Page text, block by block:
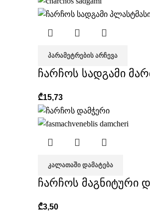
ᲞᲐᲠᲐᲛᲔᲢᲠᲔᲑᲘᲡ ᲐᲠᲩᲔᲕᲐ
ჩარჩოს სადგამი
₾15,73
ᲙᲐᲚᲐᲗᲐᲨᲘ ᲓᲐᲛᲐᲢᲔᲑᲐ
ჩარჩოს მაგნიტური
₾3,50